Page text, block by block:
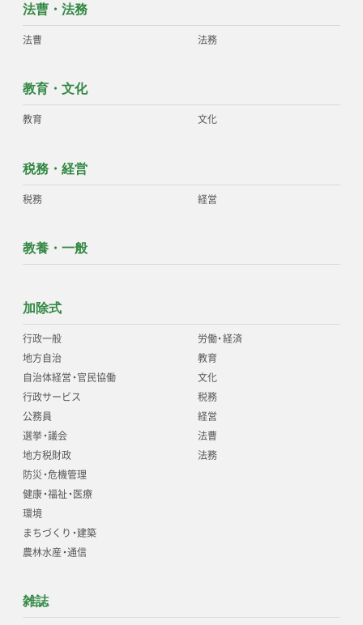
法曹・法務
法曹 法務
教育・文化
教育 文化
税務・経営
税務 経営
教養・一般
加除式
行政一般
地方自治
自治体経営・官民協働
行政サービス
公務員
選挙・議会
地方税財政
防災・危機管理
健康・福祉・医療
環境
まちづくり・建築
農林水産・通信
労働・経済
教育
文化
税務
経営
法曹
法務
雑誌